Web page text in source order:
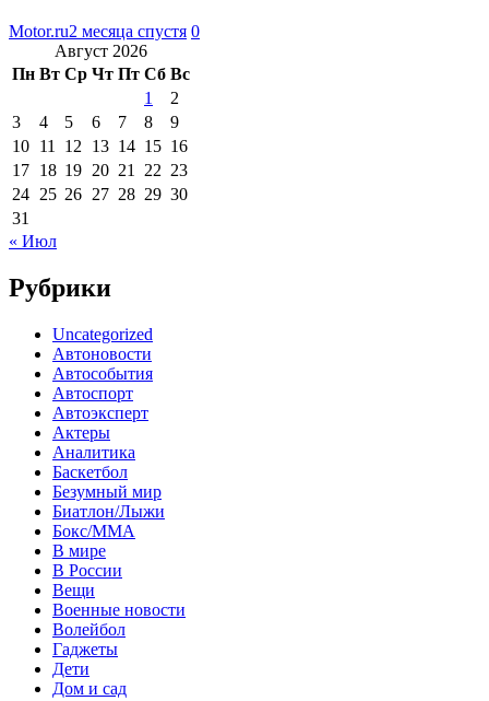
Motor.ru2 месяца спустя 0
Август 2026
Пн Вт Ср Чт Пт Сб Вс
1
2
3
4 5 6 7 8
9
10 11 12 13 14 15 16
17 18 19 20 21 22 23
24 25 26 27 28 29 30
31
« Июл
Рубрики
Uncategorized
Автоновости
Автособытия
Автоспорт
Автоэксперт
Актеры
Аналитика
Баскетбол
Безумный мир
Биатлон/Лыжи
Бокс/MMA
В мире
В России
Вещи
Военные новости
Волейбол
Гаджеты
Дети
Дом и сад